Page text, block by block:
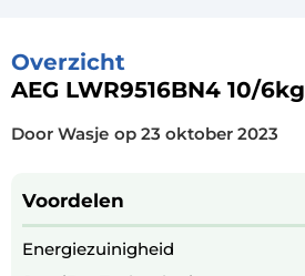
Overzicht
AEG LWR9516BN4 10/6kg
Door Wasje op 23 oktober 2023
Voordelen
Energiezuinigheid